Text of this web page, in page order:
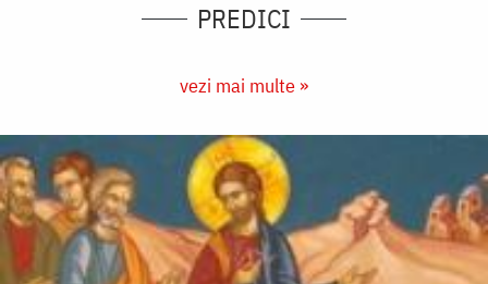
PREDICI
vezi mai multe »